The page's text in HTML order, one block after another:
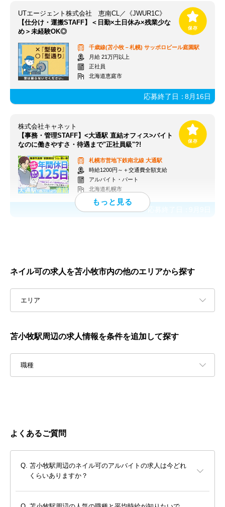
UTエージェント株式会社 恵南CL／《JWUR1C》
【仕分け・運搬STAFF】＜日勤×土日休み×残業少な
め＞未経験OK◎
千歳線(苫小牧－札幌) サッポロビール庭園駅
月給 21万円以上
正社員
北海道恵庭市
応募終了日：8月16日
株式会社キャネット
【事務・管理STAFF】<大通駅 直結オフィス>バイト
なのに働きやすさ・待遇まで"正社員級"?!
札幌市営地下鉄南北線 大通駅
時給1200円～＋交通費全額支給
アルバイト・パート
北海道札幌市
応募終了日：
ネイル可の求人を苫小牧市内の他のエリアから探す
エリア
苫小牧駅周辺の求人情報を条件を追加して探す
職種
よくあるご質問
苫小牧駅周辺のネイル可のアルバイトの求人は今どれ
くらいありますか？